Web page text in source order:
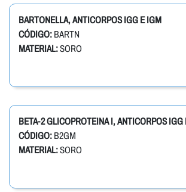
BARTONELLA, ANTICORPOS IGG E IGM
CÓDIGO: BARTN
MATERIAL:SORO
BETA-2 GLICOPROTEINA I, ANTICORPOS IGG
CÓDIGO: B2GM
MATERIAL:SORO